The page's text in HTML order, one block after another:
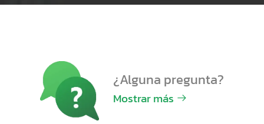
¿Alguna pregunta?
Mostrar más